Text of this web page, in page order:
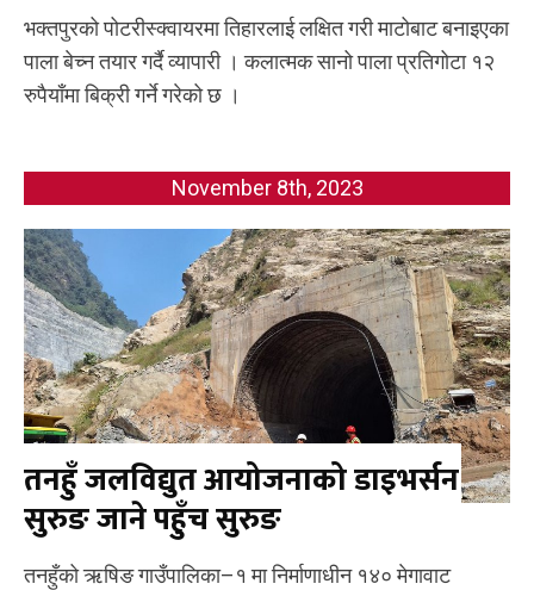
भक्तपुरको पोटरीस्क्वायरमा तिहारलाई लक्षित गरी माटोबाट बनाइएका
पाला बेच्न तयार गर्दै व्यापारी । कलात्मक सानो पाला प्रतिगोटा १२
रुपैयाँमा बिक्री गर्ने गरेको छ ।
November 8th, 2023
तनहुँ जलविद्युत आयोजनाको डाइभर्सन
सुरुङ जाने पहुँच सुरुङ
तनहुँको ऋषिङ गाउँपालिका–१ मा निर्माणाधीन १४० मेगावाट